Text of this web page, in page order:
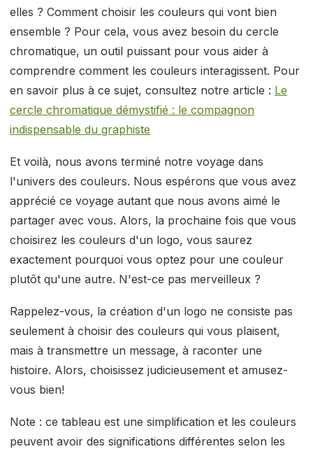
elles ? Comment choisir les couleurs qui vont bien
ensemble ? Pour cela, vous avez besoin du cercle
chromatique, un outil puissant pour vous aider à
comprendre comment les couleurs interagissent. Pour
en savoir plus à ce sujet, consultez notre article : Le
cercle chromatique démystifié : le compagnon
indispensable du graphiste
Et voilà, nous avons terminé notre voyage dans
l'univers des couleurs. Nous espérons que vous avez
apprécié ce voyage autant que nous avons aimé le
partager avec vous. Alors, la prochaine fois que vous
choisirez les couleurs d'un logo, vous saurez
exactement pourquoi vous optez pour une couleur
plutôt qu'une autre. N'est-ce pas merveilleux ?
Rappelez-vous, la création d'un logo ne consiste pas
seulement à choisir des couleurs qui vous plaisent,
mais à transmettre un message, à raconter une
histoire. Alors, choisissez judicieusement et amusez-
vous bien!
Note : ce tableau est une simplification et les couleurs
peuvent avoir des significations différentes selon les